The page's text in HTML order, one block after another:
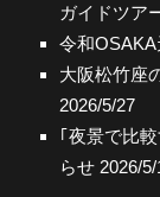
ガイドツア
令和
大阪松竹座
2026/5/27
｢夜景で比
らせ 2026/